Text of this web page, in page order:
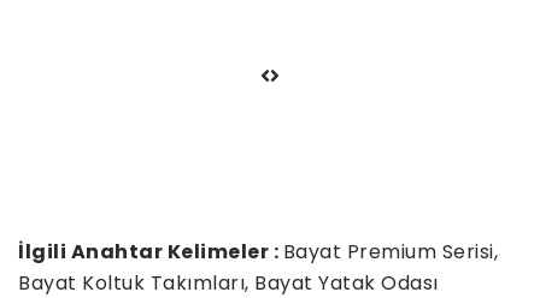
İlgili Anahtar Kelimeler : Bayat Premium Serisi,
Bayat Koltuk Takımları, Bayat Yatak Odası